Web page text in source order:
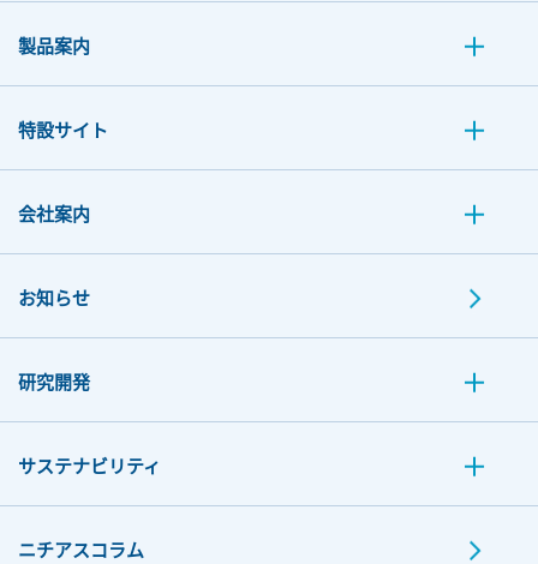
製品案内
特設サイト
会社案内
お知らせ
研究開発
サステナビリティ
ニチアスコラム